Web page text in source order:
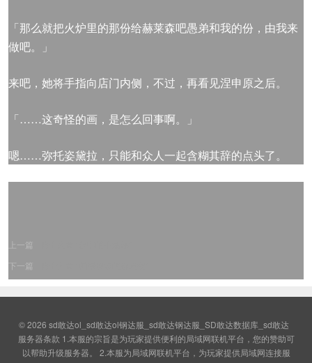
「那么就把火炉里的那份给赫莱森吧愚弟和我的份，由我来
做吧。」
来吧，她将手指向店门内侧，不过，再看见涅申原之后。
「……这奇怪的画，是怎么回事啊。」
嗯……弥托姿黛拉，只能和众人一起含糊其辞的点头了。
上一篇
下一篇
© 2026 sd敢达ol_sd敢达ol钢达服_sd敢达钢达服_SD敢达数据库_sd敢达
服务器条款 1.本服的宗旨是为玩家提供便利的局域网联机平台，您的赞助可
以帮助升级服务器。 2.本服为局域网联机平台，为玩家提供局域网连接服